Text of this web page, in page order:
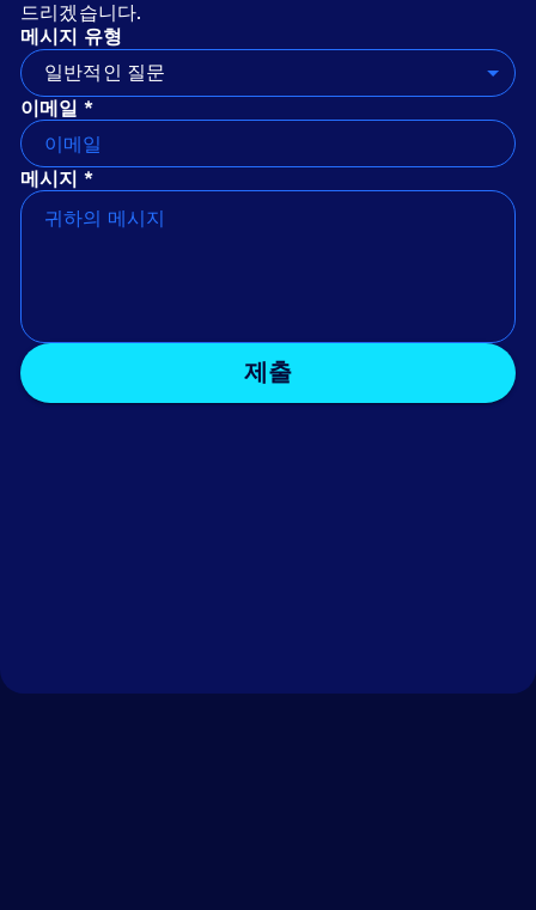
드리겠습니다.
메시지 유형
일반적인 질문
이메일 *
메시지 *
제출